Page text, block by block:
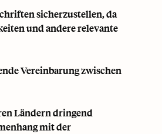
sicherzustellen, da
und andere relevante
Vereinbarung zwischen
Ländern dringend
mit der